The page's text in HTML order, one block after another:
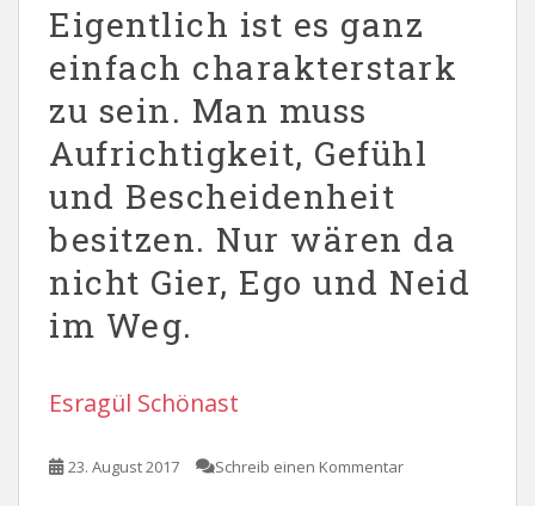
Eigentlich ist es ganz
einfach charakterstark
zu sein. Man muss
Aufrichtigkeit, Gefühl
und Bescheidenheit
besitzen. Nur wären da
nicht Gier, Ego und Neid
im Weg.
Esragül Schönast
23. August 2017 Schreib einen Kommentar